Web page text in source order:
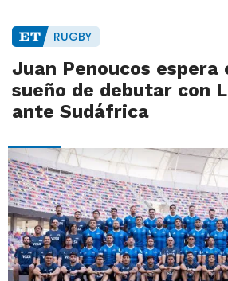
RUGBY
Juan Penoucos espera
sueño de debutar con
ante Sudáfrica